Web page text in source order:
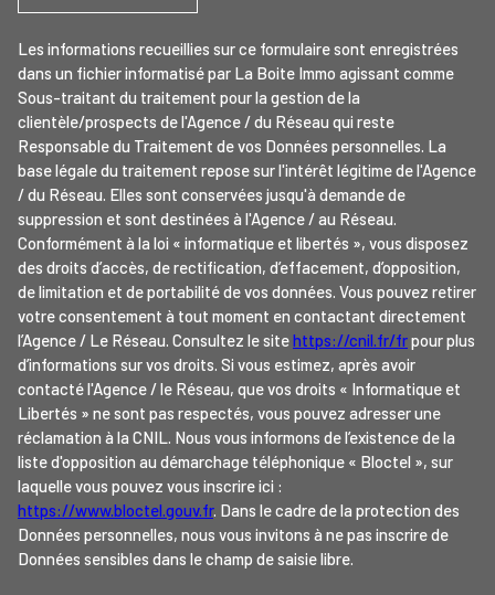
Les informations recueillies sur ce formulaire sont enregistrées
dans un fichier informatisé par La Boite Immo agissant comme
Sous-traitant du traitement pour la gestion de la
clientèle/prospects de l'Agence / du Réseau qui reste
Responsable du Traitement de vos Données personnelles. La
base légale du traitement repose sur l'intérêt légitime de l'Agence
/ du Réseau. Elles sont conservées jusqu'à demande de
suppression et sont destinées à l'Agence / au Réseau.
Conformément à la loi « informatique et libertés », vous disposez
des droits d’accès, de rectification, d’effacement, d’opposition,
de limitation et de portabilité de vos données. Vous pouvez retirer
votre consentement à tout moment en contactant directement
l’Agence / Le Réseau. Consultez le sitehttps://cnil.fr/frpour plus
d’informations sur vos droits. Si vous estimez, après avoir
contacté l'Agence / le Réseau, que vos droits « Informatique et
Libertés » ne sont pas respectés, vous pouvez adresser une
réclamation à la CNIL. Nous vous informons de l’existence de la
liste d'opposition au démarchage téléphonique « Bloctel », sur
laquelle vous pouvez vous inscrire ici :
https://www.bloctel.gouv.fr. Dans le cadre de la protection des
Données personnelles, nous vous invitons à ne pas inscrire de
Données sensibles dans le champ de saisie libre.